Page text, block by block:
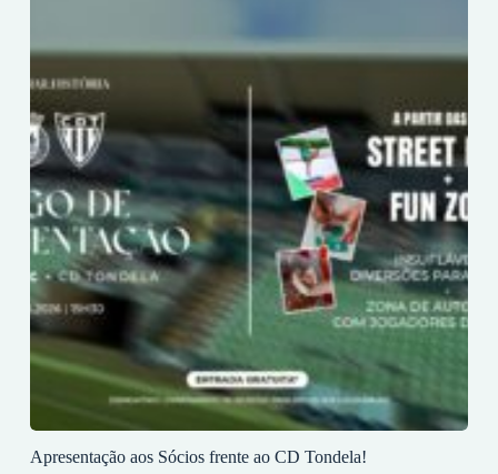
Apresentação aos Sócios frente ao CD Tondela!